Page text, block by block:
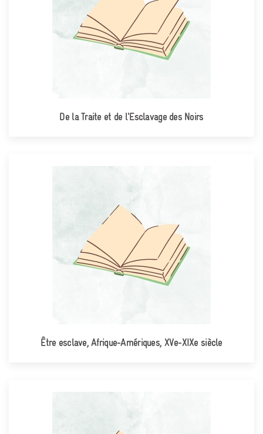
De la Traite et de l'Esclavage des Noirs
Être esclave, Afrique-Amériques, XVe-XIXe siècle